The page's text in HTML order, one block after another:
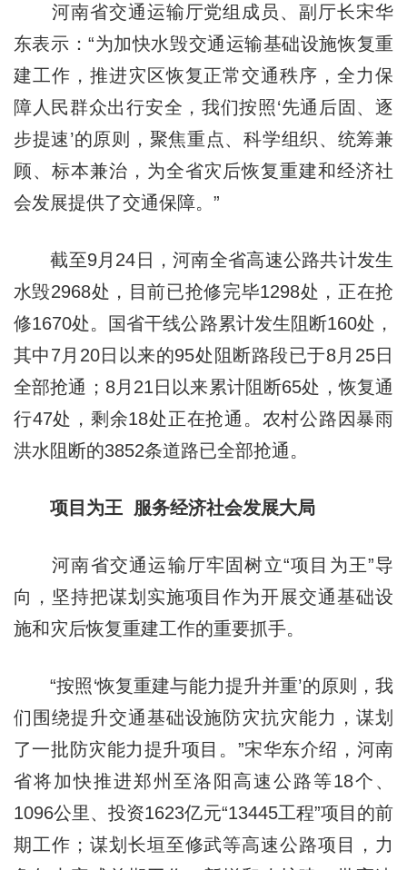
河南省交通运输厅党组成员、副厅长宋华
东表示：“为加快水毁交通运输基础设施恢复重
建工作，推进灾区恢复正常交通秩序，全力保
障人民群众出行安全，我们按照‘先通后固、逐
步提速’的原则，聚焦重点、科学组织、统筹兼
顾、标本兼治，为全省灾后恢复重建和经济社
会发展提供了交通保障。”
截至9月24日，河南全省高速公路共计发生
水毁2968处，目前已抢修完毕1298处，正在抢
修1670处。国省干线公路累计发生阻断160处，
其中7月20日以来的95处阻断路段已于8月25日
全部抢通；8月21日以来累计阻断65处，恢复通
行47处，剩余18处正在抢通。农村公路因暴雨
洪水阻断的3852条道路已全部抢通。
项目为王 服务经济社会发展大局
河南省交通运输厅牢固树立“项目为王”导
向，坚持把谋划实施项目作为开展交通基础设
施和灾后恢复重建工作的重要抓手。
“按照‘恢复重建与能力提升并重’的原则，我
们围绕提升交通基础设施防灾抗灾能力，谋划
了一批防灾能力提升项目。”宋华东介绍，河南
省将加快推进郑州至洛阳高速公路等18个、
1096公里、投资1623亿元“13445工程”项目的前
期工作；谋划长垣至修武等高速公路项目，力